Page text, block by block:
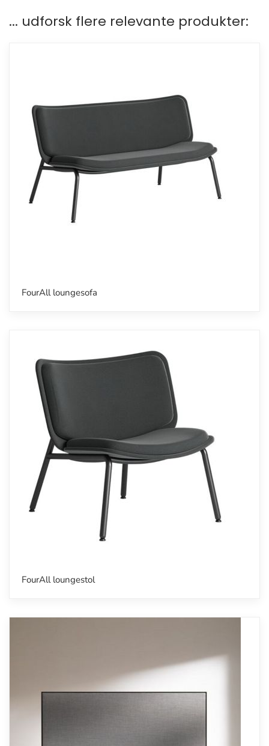
... udforsk flere relevante produkter:
FourAll loungesofa
FourAll loungestol